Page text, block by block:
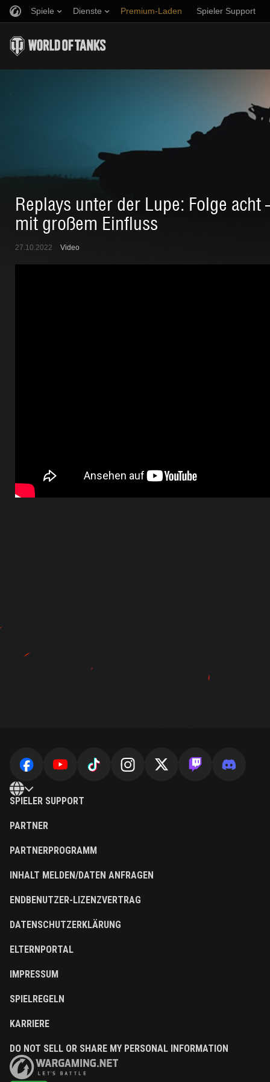
Spiele Dienste Premium-Laden Spieler Support
Musik
Richtlinien zum Fairplay
Wargaming.net Game Center
Empfehle einen Freund
Discord
Replays unter der Lupe: Folge acht
mit großem Einfluss
27.10.2022 Video
SPIELER SUPPORT
PARTNER
PARTNERPROGRAMM
INHALT MELDEN/DATEN ANFRAGEN
ENDBENUTZER-LIZENZVERTRAG
DATENSCHUTZERKLÄRUNG
ELTERNPORTAL
IMPRESSUM
SPIELREGELN
KARRIERE
DO NOT SELL OR SHARE MY PERSONAL INFORMATION